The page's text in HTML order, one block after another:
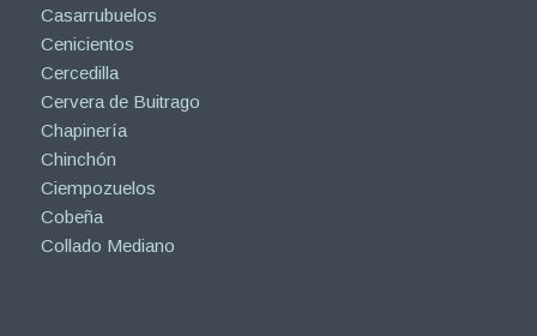
Casarrubuelos
Cenicientos
Cercedilla
Cervera de Buitrago
Chapinería
Chinchón
Ciempozuelos
Cobeña
Collado Mediano